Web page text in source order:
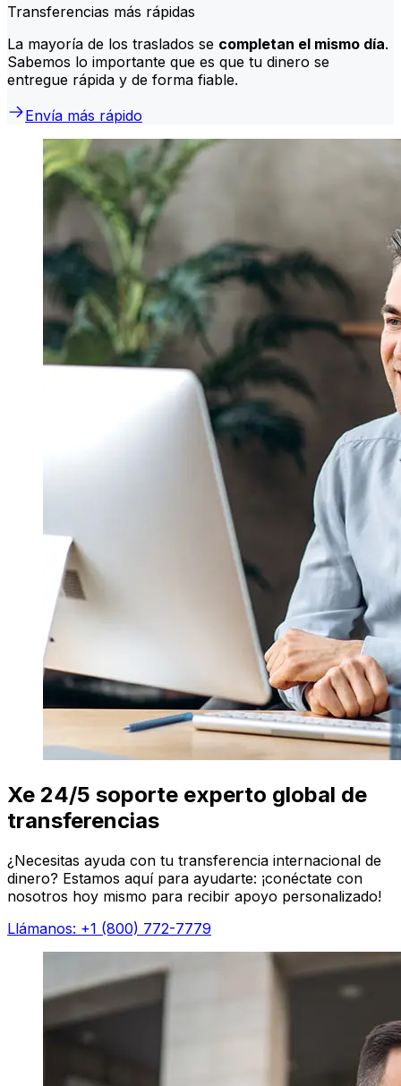
Transferencias más rápidas
La mayoría de los traslados se completan el mismo día.
Sabemos lo importante que es que tu dinero se
entregue rápida y de forma fiable.
Envía más rápido
Xe 24/5 soporte experto global de
transferencias
¿Necesitas ayuda con tu transferencia internacional de
dinero? Estamos aquí para ayudarte: ¡conéctate con
nosotros hoy mismo para recibir apoyo personalizado!
Llámanos: +1 (800) 772-7779